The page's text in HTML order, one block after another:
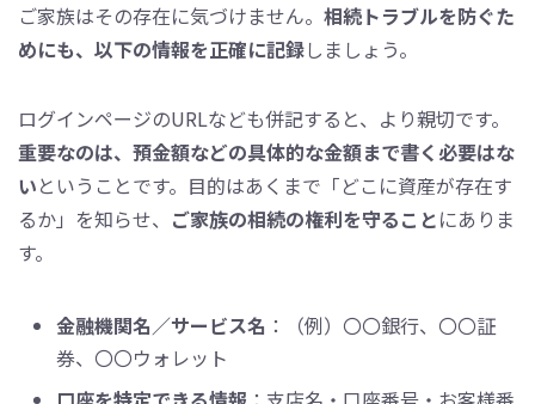
ご家族はその存在に気づけません。 相続トラブルを防ぐた
めにも、以下の情報を正確に記録しましょう。
ログインページのURLなども併記すると、より親切です。
重要なのは、預金額などの具体的な金額まで書く必要はな
いということです。目的はあくまで「どこに資産が存在す
るか」を知らせ、 ご家族の相続の権利を守ることにありま
す。
金融機関名／サービス名 ：（例）〇〇銀行、〇〇証
券、〇〇ウォレット